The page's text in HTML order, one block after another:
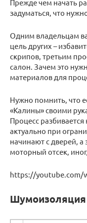
Прежде чем начать
задуматься, что
Одним владельцам
цель других –
скрипов, третьим
салон. Зачем это
материалов для
Нужно помнить, что
«Калины» своими
Процесс разбивается
актуально при
начинают с дверей, а
моторный отсек,
https://youtube.com/